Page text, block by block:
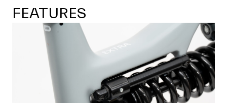
FEATURES